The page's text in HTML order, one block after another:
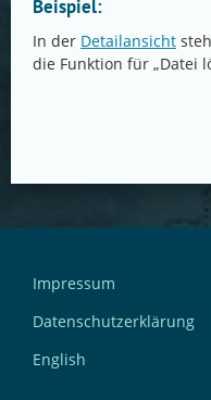
Beispiel:
In der Detailansicht
die Funktion für „Datei
Impressum
Datenschutzerklärung
English